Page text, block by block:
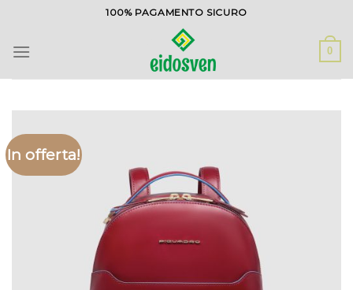
contenuti
100% PAGAMENTO SICURO
0
In offerta!